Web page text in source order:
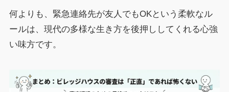
何よりも、緊急連絡先が友人でもOKという柔軟なル
ールは、現代の多様な生き方を後押ししてくれる心強
い味方です。